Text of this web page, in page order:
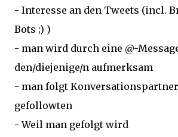
- Interesse an den Tweets (incl.
Bots ;) )
- man wird durch eine @-
den/diejenige/n aufmerksam
- man folgt
gefollowten
- Weil man gefolgt wird